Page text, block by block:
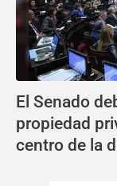
El Senado
propiedad
centro de la